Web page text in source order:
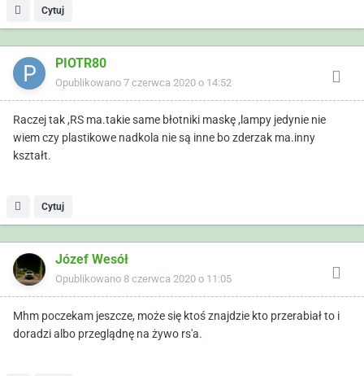
Cytuj
PIOTR80
Opublikowano 7 czerwca 2020 o 14:52
Raczej tak ,RS ma.takie same błotniki maskę ,lampy jedynie nie
wiem czy plastikowe nadkola nie są inne bo zderzak ma.inny
kształt.
Cytuj
Józef Wesół
Opublikowano 8 czerwca 2020 o 11:05
Mhm poczekam jeszcze, może się ktoś znajdzie kto przerabiał to i
doradzi albo przeglądnę na żywo rs'a.